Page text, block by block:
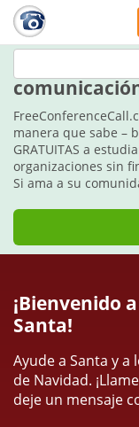
Estos días
manera que sabe –
GRATUITAS a
organizaciones sin
Si ama a su
¡Bienvenido
Santa!
Ayude a Santa y
de Navidad.
deje un mensaje